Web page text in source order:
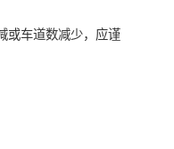
或车道数减少，应谨